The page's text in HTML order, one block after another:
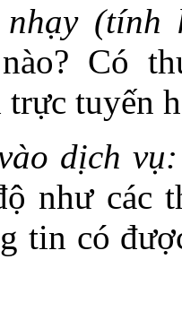
nhạy
Có
trực tuyến
dịch
như các
tin có